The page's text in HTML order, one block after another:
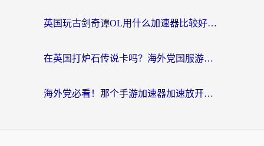
英国玩古剑奇谭OL用什么加速器比较好？留学生亲测有效的国服游戏加速指南
在英国打炉石传说卡吗？海外党国服游戏不卡顿的终极指南
海外党必看！那个手游加速器加速放开那三国3最好？一篇解决国服游戏卡顿难题